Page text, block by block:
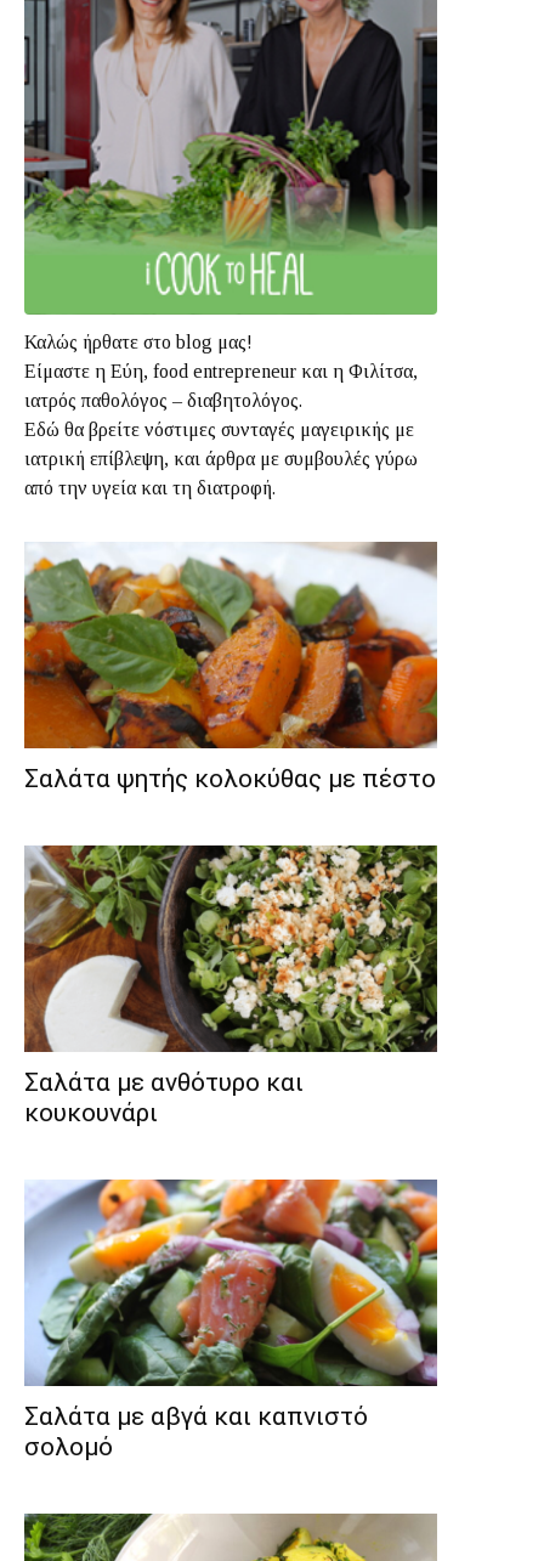
Καλώς ήρθατε στο blog μας!
Είμαστε η Εύη, food entrepreneur και η Φιλίτσα,
ιατρός παθολόγος – διαβητολόγος.
Εδώ θα βρείτε νόστιμες συνταγές μαγειρικής με
ιατρική επίβλεψη, και άρθρα με συμβουλές γύρω
από την υγεία και τη διατροφή.
Σαλάτα ψητής κολοκύθας με πέστο
Σαλάτα με ανθότυρο και
κουκουνάρι
Σαλάτα με αβγά και καπνιστό
σολομό